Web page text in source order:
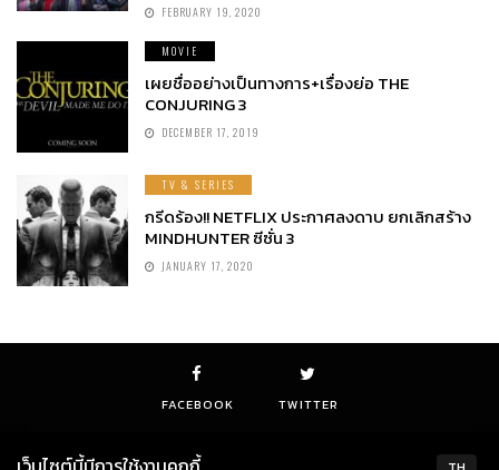
FEBRUARY 19, 2020
MOVIE
เผยชื่ออย่างเป็นทางการ+เรื่องย่อ THE
CONJURING 3
DECEMBER 17, 2019
TV & SERIES
กรีดร้อง!! NETFLIX ประกาศลงดาบ ยกเลิกสร้าง
MINDHUNTER ซีซั่น 3
JANUARY 17, 2020
FACEBOOK TWITTER